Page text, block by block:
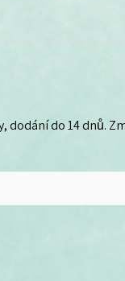
dodání do 14 dnů.